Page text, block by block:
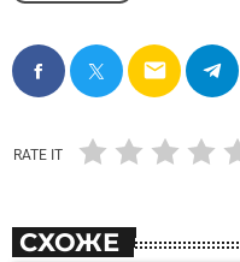
email
RATE IT
СХОЖЕ